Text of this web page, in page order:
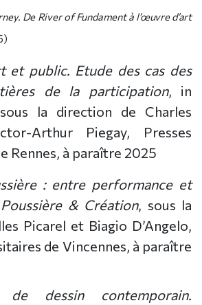
De River of Fundament à l’œuvre d’art
et public. Etude des cas des
de la participation, in
sous la direction de Charles
Arthur Piegay, Presses
Rennes, à paraître 2025
: entre performance et
Poussière & Création, sous la
Picarel et Biagio D’Angelo,
de Vincennes, à paraître
dessin contemporain.